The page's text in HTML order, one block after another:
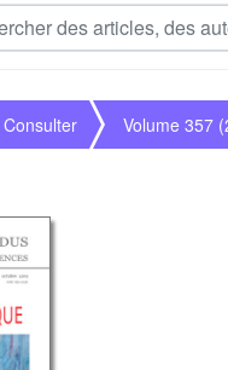
Consulter Volume 357